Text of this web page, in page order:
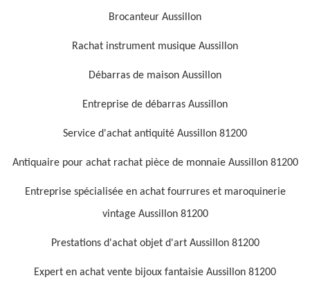
Brocanteur Aussillon
Rachat instrument musique Aussillon
Débarras de maison Aussillon
Entreprise de débarras Aussillon
Service d'achat antiquité Aussillon 81200
Antiquaire pour achat rachat pièce de monnaie Aussillon 81200
Entreprise spécialisée en achat fourrures et maroquinerie
vintage Aussillon 81200
Prestations d'achat objet d'art Aussillon 81200
Expert en achat vente bijoux fantaisie Aussillon 81200